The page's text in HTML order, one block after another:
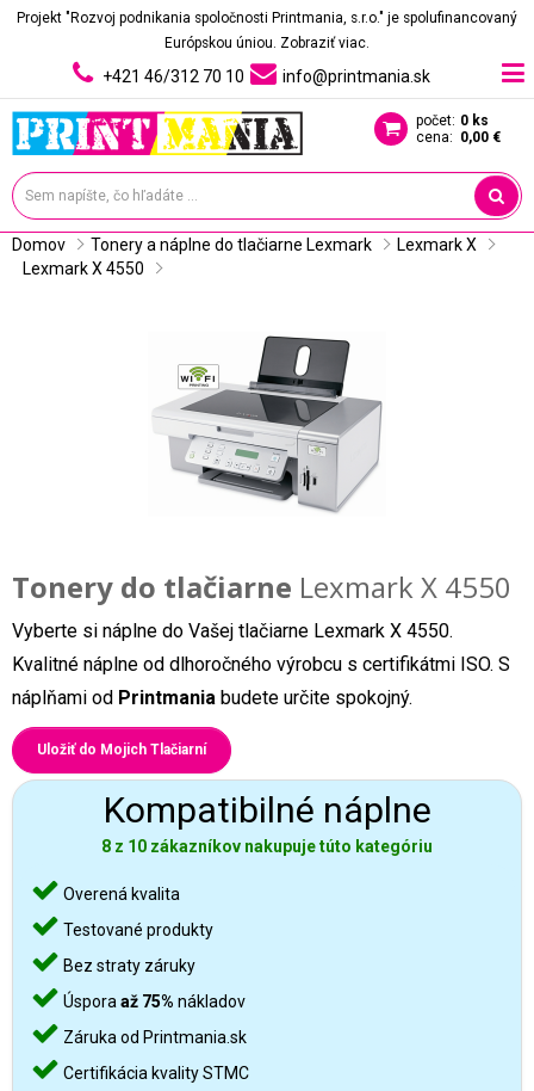
Projekt "Rozvoj podnikania spoločnosti Printmania, s.r.o." je spolufinancovaný
Európskou úniou. Zobraziť viac.
+421 46/312 70 10 info@printmania.sk
počet: 0 ks
cena: 0,00 €
Domov Tonery a náplne do tlačiarne Lexmark
Lexmark X
Lexmark X 4550
Tonery do tlačiarne Lexmark X 4550
Vyberte si náplne do Vašej tlačiarne Lexmark X 4550.
Kvalitné náplne od dlhoročného výrobcu s certifikátmi ISO. S
náplňami od Printmania budete určite spokojný.
Uložiť do Mojich Tlačiarní
Kompatibilné náplne
8 z 10 zákazníkov nakupuje túto kategóriu
Overená kvalita
Testované produkty
Bez straty záruky
Úspora až 75% nákladov
Záruka od Printmania.sk
Certifikácia kvality STMC